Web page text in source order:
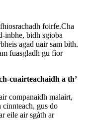
foirfe.Cha
inbhe, bidh sgioba
agad uair sam bith.
fuasgladh gu fìor
cuairteachaidh a th’
companaidh malairt,
cinnteach, gus do
eile air sgàth ar